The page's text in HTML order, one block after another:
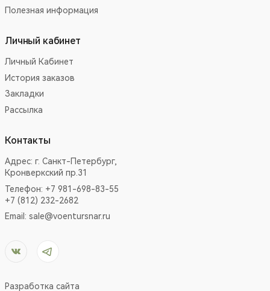
Полезная информация
Личный кабинет
Личный Кабинет
История заказов
Закладки
Рассылка
Контакты
Адрес: г. Санкт-Петербург,
Кронверкский пр.31
Телефон: +7 981-698-83-55
+7 (812) 232-2682
Email: sale@voentursnar.ru
Разработка сайта